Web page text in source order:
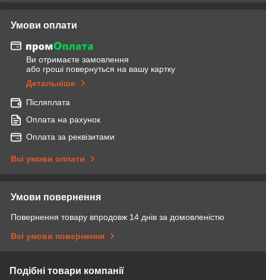
Умови оплати
Ви отримаєте замовлення
або гроші повернуться на вашу картку
Детальніше
Післяплата
Оплата на рахунок
Оплата за реквізитами
Всі умови оплати
Умови повернення
Повернення товару впродовж 14 днів за домовленістю
Всі умови повернення
Подібні товари компанії